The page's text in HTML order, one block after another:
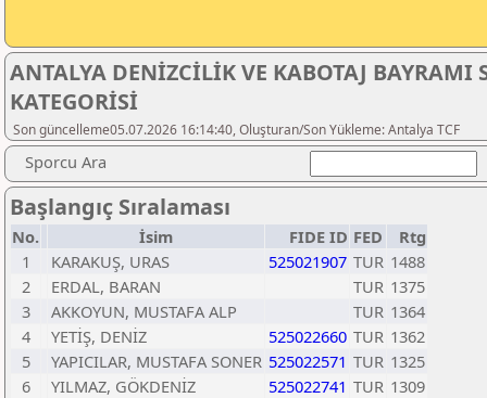
ANTALYA DENİZCİLİK VE KABOTAJ BAYRAMI
KATEGORİSİ
Son güncelleme05.07.2026 16:14:40, Oluşturan/Son Yükleme: Antalya TCF
Sporcu Ara
Başlangıç Sıralaması
No. İsim FIDE ID FED
Rtg
1
KARAKUŞ, URAS 525021907 TUR 1488
2
ERDAL, BARAN TUR 1375
3
AKKOYUN, MUSTAFA ALP TUR 1364
4
YETİŞ, DENİZ 525022660 TUR 1362
5
YAPICILAR, MUSTAFA SONER 525022571 TUR 1325
6
YILMAZ, GÖKDENİZ 525022741 TUR 1309